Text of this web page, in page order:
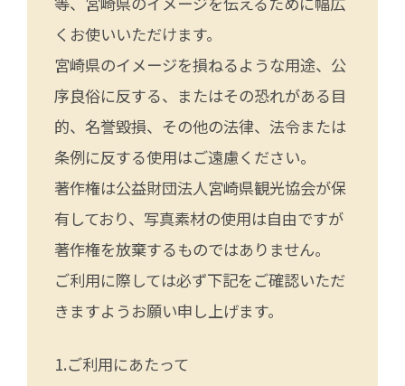
くお使いいただけます。
宮崎県のイメージを損ねるような用途、公
序良俗に反する、またはその恐れがある目
的、名誉毀損、その他の法律、法令または
条例に反する使用はご遠慮ください。
著作権は公益財団法人宮崎県観光協会が保
有しており、写真素材の使用は自由ですが
著作権を放棄するものではありません。
ご利用に際しては必ず下記をご確認いただ
きますようお願い申し上げます。
ご利用にあたって